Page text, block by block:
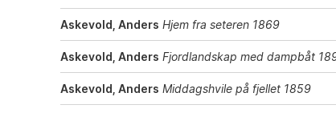
Askevold, Anders Hjem fra seteren 1869
Askevold, Anders Fjordlandskap med dampbåt
Askevold, Anders Middagshvile på fjellet 1859